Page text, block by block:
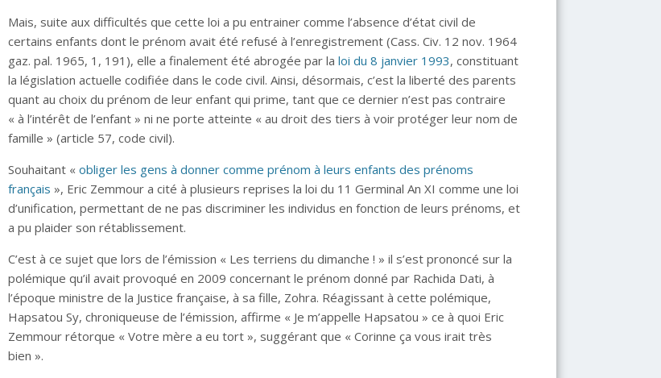
Mais, suite aux difficultés que cette loi a pu entrainer comme l’absence d’état civil de
certains enfants dont le prénom avait été refusé à l’enregistrement (Cass. Civ. 12 nov. 1964
gaz. pal. 1965, 1, 191), elle a finalement été abrogée par la loi du 8 janvier 1993, constituant
la législation actuelle codifiée dans le code civil. Ainsi, désormais, c’est la liberté des parents
quant au choix du prénom de leur enfant qui prime, tant que ce dernier n’est pas contraire
« à l’intérêt de l’enfant » ni ne porte atteinte « au droit des tiers à voir protéger leur nom de
famille » (article 57, code civil).
Souhaitant « obliger les gens à donner comme prénom à leurs enfants des prénoms
français », Eric Zemmour a cité à plusieurs reprises la loi du 11 Germinal An XI comme une loi
d’unification, permettant de ne pas discriminer les individus en fonction de leurs prénoms, et
a pu plaider son rétablissement.
C’est à ce sujet que lors de l’émission « Les terriens du dimanche ! » il s’est prononcé sur la
polémique qu’il avait provoqué en 2009 concernant le prénom donné par Rachida Dati, à
l’époque ministre de la Justice française, à sa fille, Zohra. Réagissant à cette polémique,
Hapsatou Sy, chroniqueuse de l’émission, affirme « Je m’appelle Hapsatou » ce à quoi Eric
Zemmour rétorque « Votre mère a eu tort », suggérant que « Corinne ça vous irait très
bien ».